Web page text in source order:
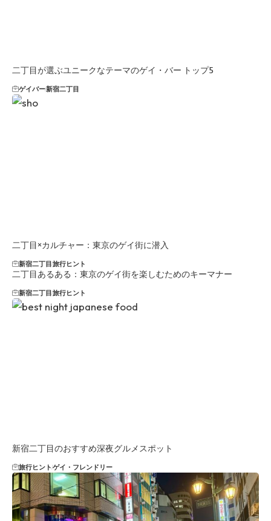
二丁目が選ぶユニークなテーマのゲイ・バー トップ5
ゲイバー新宿二丁目
二丁目×カルチャー：東京のゲイ街に潜入
新宿二丁目旅行ヒント
二丁目あるある：東京のゲイ街を楽しむためのキーマナー
新宿二丁目旅行ヒント
新宿二丁目のおすすめ深夜グルメスポット
旅行ヒントゲイ・フレンドリー